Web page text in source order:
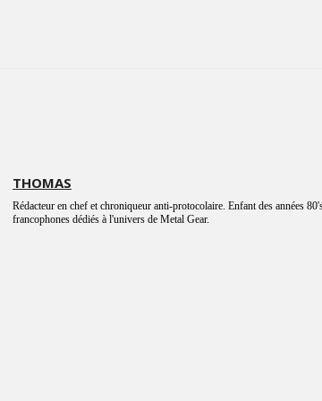
THOMAS
Rédacteur en chef et chroniqueur anti-protocolaire. Enfant des années
francophones dédiés à l'univers de Metal Gear.